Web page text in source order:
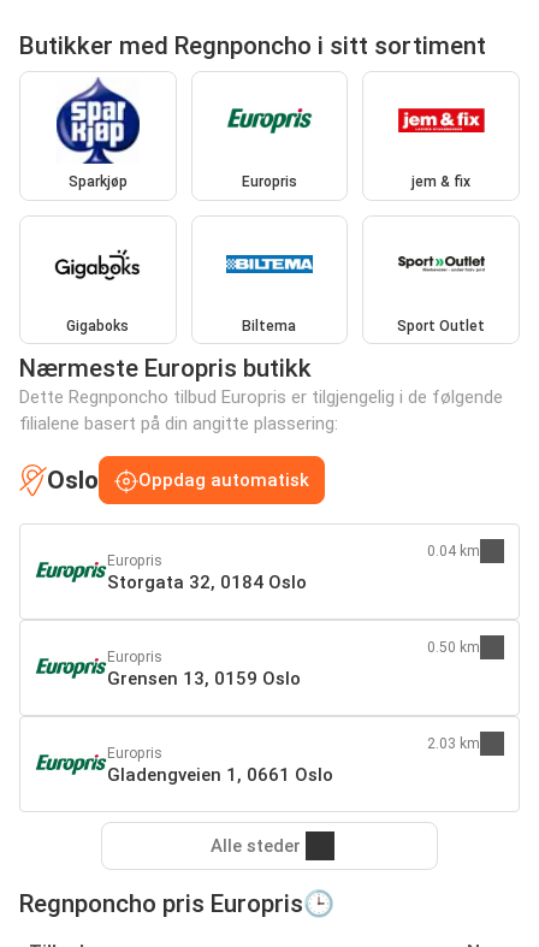
Butikker med Regnponcho i sitt sortiment
Sparkjøp Europris jem & fix
Gigaboks Biltema Sport Outlet
Nærmeste Europris butikk
Dette Regnponcho tilbud Europris er tilgjengelig i de følgende
filialene basert på din angitte plassering:
Oslo Oppdag automatisk
Europris
Storgata 32, 0184 Oslo
0.04 km
Europris
Grensen 13, 0159 Oslo
0.50 km
Europris
Gladengveien 1, 0661 Oslo
2.03 km
Alle steder
Regnponcho pris Europris🕒